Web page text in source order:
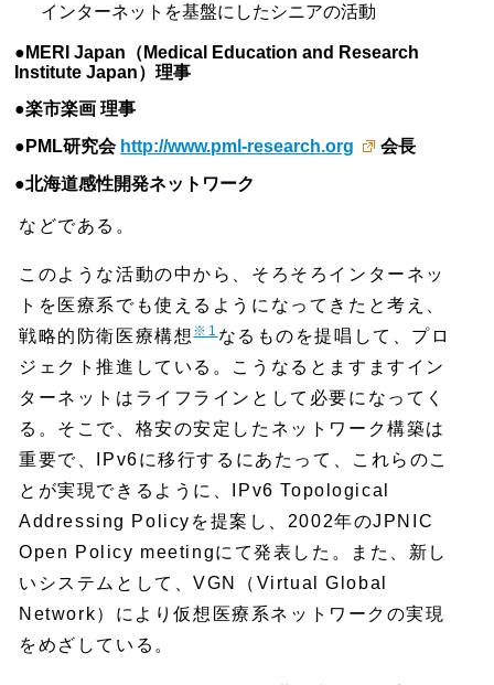
インターネットを基盤にしたシニアの活動
●MERI Japan（Medical Education and Research
Institute Japan）理事
●楽市楽画 理事
●PML研究会 http://www.pml-research.org
会長
●北海道感性開発ネットワーク
などである。
このような活動の中から、そろそろインターネッ
トを医療系でも使えるようになってきたと考え、
戦略的防衛医療構想※1 なるものを提唱して、プロ
ジェクト推進している。こうなるとますますイン
ターネットはライフラインとして必要になってく
る。そこで、格安の安定したネットワーク構築は
重要で、IPv6に移行するにあたって、これらのこ
とが実現できるように、IPv6 Topological
Addressing Policyを提案し、2002年のJPNIC
Open Policy meetingにて発表した。また、新し
いシステムとして、VGN（Virtual Global
Network）により仮想医療系ネットワークの実現
をめざしている。